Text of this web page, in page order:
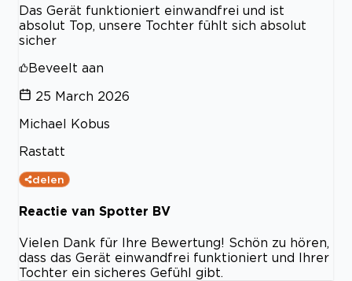
Das Gerät funktioniert einwandfrei und ist
absolut Top, unsere Tochter fühlt sich absolut
sicher
Beveelt aan
25 March 2026
Michael Kobus
Rastatt
delen
Reactie van Spotter BV
Vielen Dank für Ihre Bewertung! Schön zu hören,
dass das Gerät einwandfrei funktioniert und Ihrer
Tochter ein sicheres Gefühl gibt.